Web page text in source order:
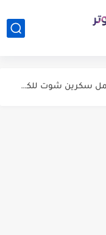
كيفية حل مشكلة DXGI ERROR DEVICE في ويندوز
7 من افضل البرامج لعمل سكرين شوت للكمبيوتر